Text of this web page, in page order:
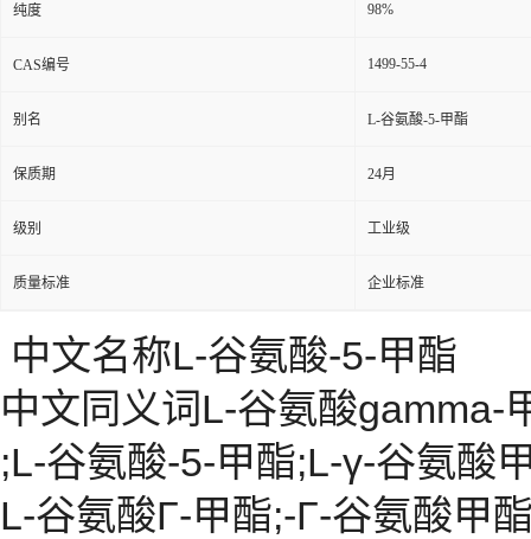
纯度 98%
CAS编号 1499-55-4
别名 L-谷氨酸-5-甲酯
保质期 24月
级别 工业级
质量标准 企业标准
中文名称L-谷氨酸-5-甲酯
中文同义词L-谷氨酸gamma-
;L-谷氨酸-5-甲酯;L-γ-谷氨酸
L-谷氨酸Γ-甲酯;-Γ-谷氨酸甲